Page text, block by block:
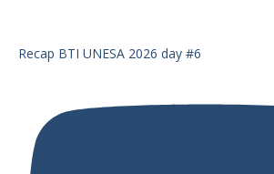
Recap BTI UNESA 2026 day #6